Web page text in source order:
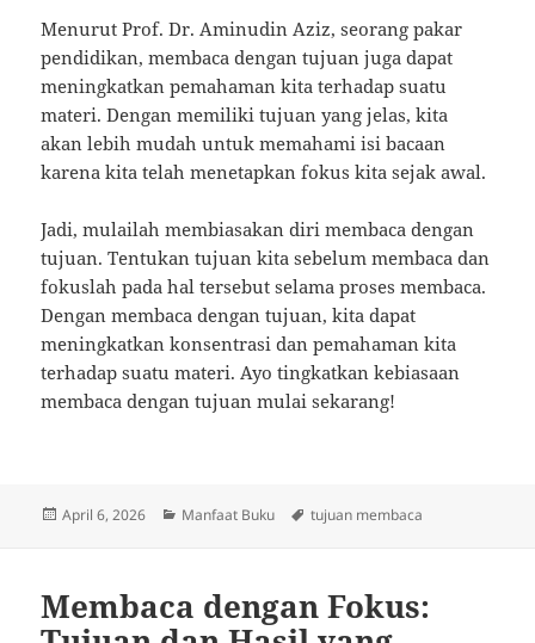
Menurut Prof. Dr. Aminudin Aziz, seorang pakar
pendidikan, membaca dengan tujuan juga dapat
meningkatkan pemahaman kita terhadap suatu
materi. Dengan memiliki tujuan yang jelas, kita
akan lebih mudah untuk memahami isi bacaan
karena kita telah menetapkan fokus kita sejak awal.
Jadi, mulailah membiasakan diri membaca dengan
tujuan. Tentukan tujuan kita sebelum membaca dan
fokuslah pada hal tersebut selama proses membaca.
Dengan membaca dengan tujuan, kita dapat
meningkatkan konsentrasi dan pemahaman kita
terhadap suatu materi. Ayo tingkatkan kebiasaan
membaca dengan tujuan mulai sekarang!
Posted
April 6, 2026 Categories
Manfaat Buku Tags
tujuan membaca
Membaca dengan Fokus: